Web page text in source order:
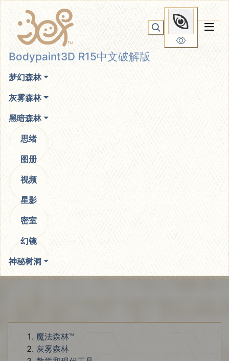
你无法看到我
Bodypaint3D R15中文破解版
梦幻森林
灰雾森林
黑暗森林
思绪
图册
视频
星影
密室
幻镜
神秘树洞
魔法森林™
灰雾森林
Bodypaint3D R15中文破解
版